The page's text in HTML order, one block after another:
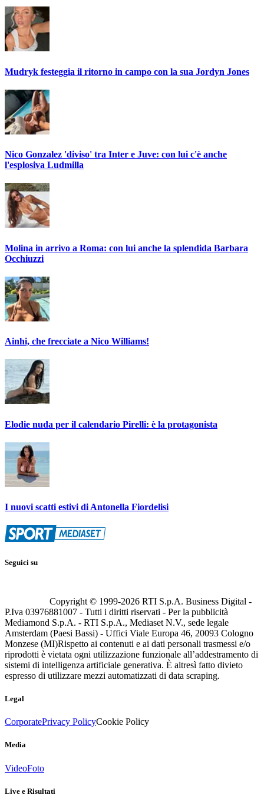
Mudryk festeggia il ritorno in campo con la sua Jordyn Jones
Nico Gonzalez 'diviso' tra Inter e Juve: con lui c'è anche
l'esplosiva Ludmilla
Molina in arrivo a Roma: con lui anche la splendida Barbara
Occhiuzzi
Ainhi, che frecciate a Nico Williams!
Elodie nuda per il calendario Pirelli: è la protagonista
I nuovi scatti estivi di Antonella Fiordelisi
Seguici su
Copyright © 1999-2026 RTI S.p.A. Business Digital -
P.Iva 03976881007 - Tutti i diritti riservati - Per la pubblicità
Mediamond S.p.A. - RTI S.p.A., Mediaset N.V., sede legale
Amsterdam (Paesi Bassi) - Uffici Viale Europa 46, 20093 Cologno
Monzese (MI)Rispetto ai contenuti e ai dati personali trasmessi e/o
riprodotti è vietata ogni utilizzazione funzionale all’addestramento di
sistemi di intelligenza artificiale generativa. È altresì fatto divieto
espresso di utilizzare mezzi automatizzati di data scraping.
Legal
CorporatePrivacy PolicyCookie Policy
Media
VideoFoto
Live e Risultati